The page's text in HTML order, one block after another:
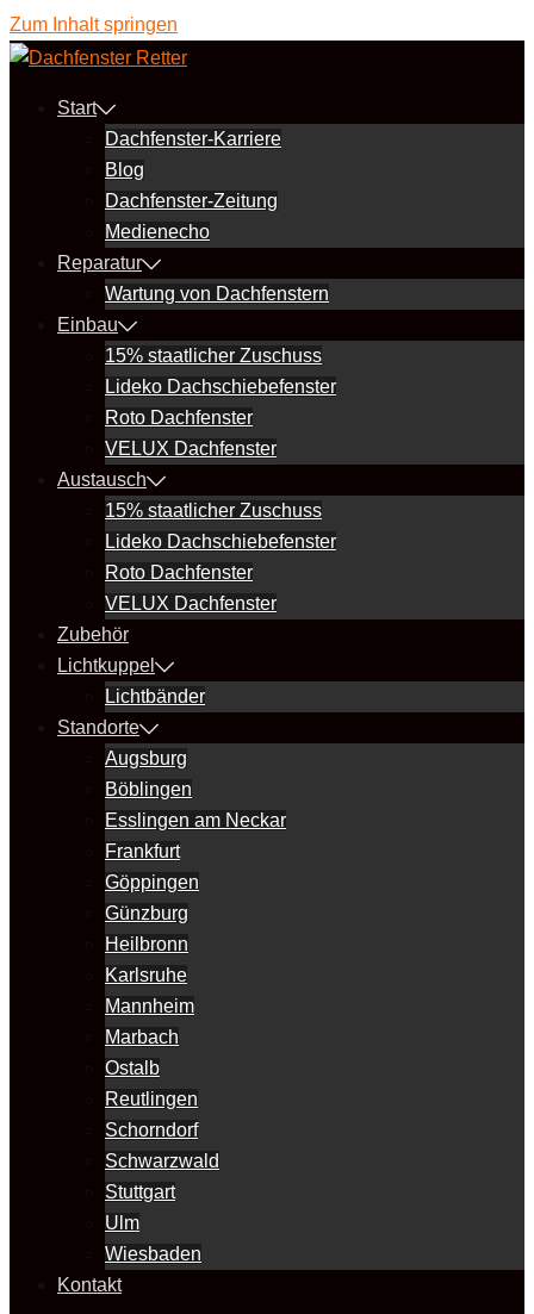
Zum Inhalt springen
Start
Dachfenster-Karriere
Blog
Dachfenster-Zeitung
Medienecho
Reparatur
Wartung von Dachfenstern
Einbau
15% staatlicher Zuschuss
Lideko Dachschiebefenster
Roto Dachfenster
VELUX Dachfenster
Austausch
15% staatlicher Zuschuss
Lideko Dachschiebefenster
Roto Dachfenster
VELUX Dachfenster
Zubehör
Lichtkuppel
Lichtbänder
Standorte
Augsburg
Böblingen
Esslingen am Neckar
Frankfurt
Göppingen
Günzburg
Heilbronn
Karlsruhe
Mannheim
Marbach
Ostalb
Reutlingen
Schorndorf
Schwarzwald
Stuttgart
Ulm
Wiesbaden
Kontakt